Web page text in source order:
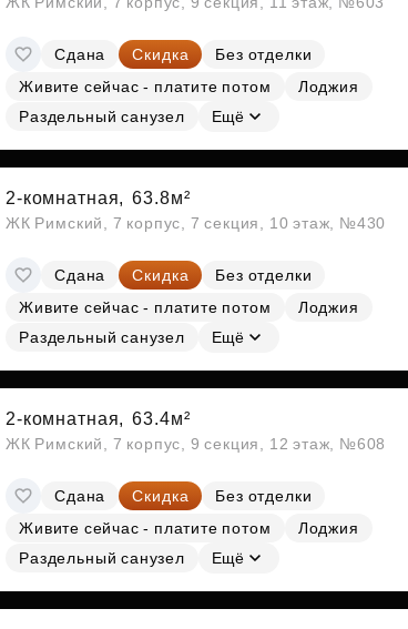
Сдана Скидка
Без отделки
Живите сейчас - платите потом
Лоджия
Раздельный санузел
Ещё
2-комнатная, 63.8м²
ЖК Римский, 7 корпус, 7 секция, 10 этаж, №430
Сдана Скидка
Без отделки
Живите сейчас - платите потом
Лоджия
Раздельный санузел
Ещё
2-комнатная, 63.4м²
ЖК Римский, 7 корпус, 9 секция, 12 этаж, №608
Сдана Скидка
Без отделки
Живите сейчас - платите потом
Лоджия
Раздельный санузел
Ещё